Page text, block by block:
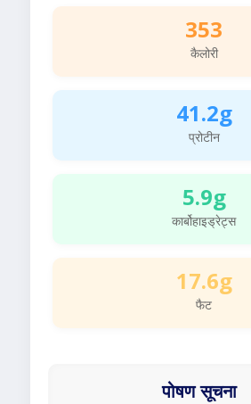
353
कैलोरी
41.2g
प्रोटीन
5.9g
कार्बोहाइड्रेट्स
17.6g
फैट
पोषण सूचना